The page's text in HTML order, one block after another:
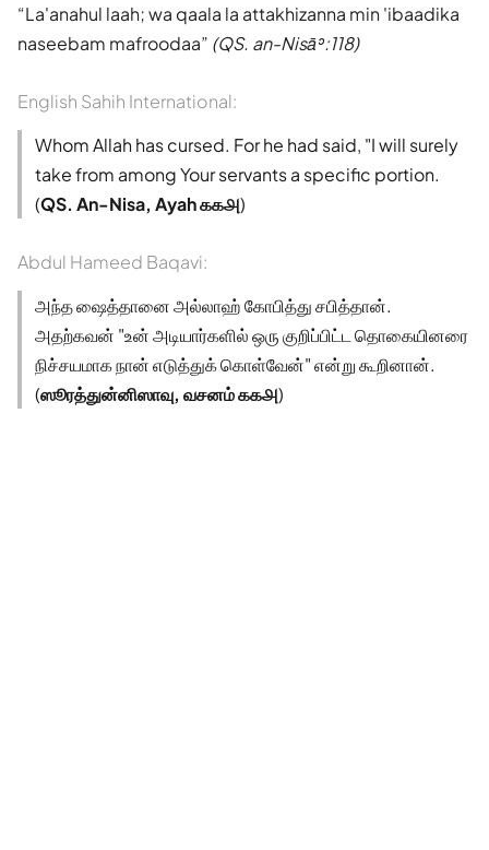
La'anahul laah; wa qaala la attakhizanna min 'ibaadika
naseebam mafroodaa (QS. an-Nisāʾ:118)
English Sahih International:
Whom Allah has cursed. For he had said, "I will surely
take from among Your servants a specific portion.
(QS. An-Nisa, Ayah ௧௧௮)
Abdul Hameed Baqavi:
அந்த ஷைத்தானை அல்லாஹ் கோபித்து சபித்தான்.
அதற்கவன் "உன் அடியார்களில் ஒரு குறிப்பிட்ட தொகையினரை
நிச்சயமாக நான் எடுத்துக் கொள்வேன்" என்று கூறினான்.
(ஸூரத்துன்னிஸாவு, வசனம் ௧௧௮)